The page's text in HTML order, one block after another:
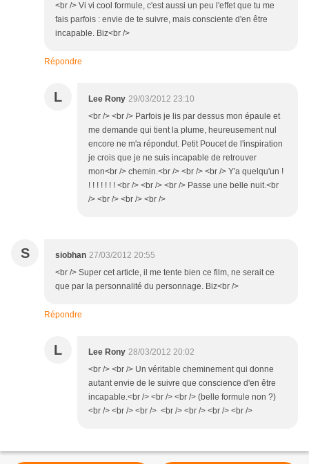
<br /> Vi vi cool formule, c'est aussi un peu l'effet que tu me
fais parfois : envie de te suivre, mais consciente d'en être
incapable. Biz<br />
Répondre
L Lee Rony 29/03/2012 23:10
<br /> <br /> Parfois je lis par dessus mon épaule et
me demande qui tient la plume, heureusement nul
encore ne m'a répondut. Petit Poucet de l'inspiration
je crois que je ne suis incapable de retrouver
mon<br /> chemin.<br /> <br /> <br /> Y'a quelqu'un !
! ! ! ! ! ! ! <br /> <br /> <br /> Passe une belle nuit.<br
/> <br /> <br /> <br />
S siobhan 27/03/2012 20:55
<br /> Super cet article, il me tente bien ce film, ne serait ce
que par la personnalité du personnage. Biz<br />
Répondre
L Lee Rony 28/03/2012 20:02
<br /> <br /> Un véritable cheminement qui donne
autant envie de le suivre que conscience d'en être
incapable.<br /> <br /> <br /> (belle formule non ?)
<br /> <br /> <br /> <br /> <br /> <br /> <br />